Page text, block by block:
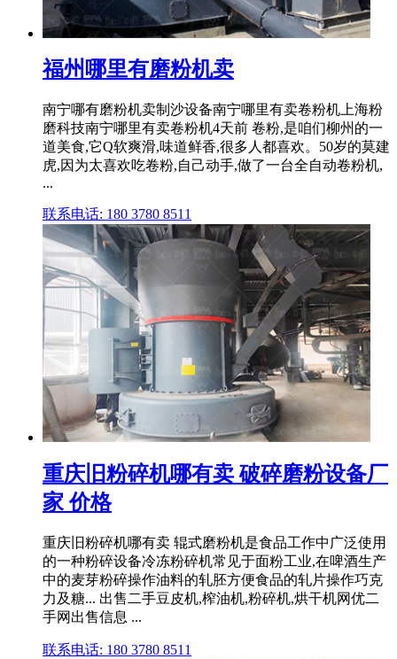
福州哪里有磨粉机卖
南宁哪有磨粉机卖制沙设备南宁哪里有卖卷粉机上海粉
磨科技南宁哪里有卖卷粉机4天前 卷粉,是咱们柳州的一
道美食,它Q软爽滑,味道鲜香,很多人都喜欢。50岁的莫建
虎,因为太喜欢吃卷粉,自己动手,做了一台全自动卷粉机,
...
联系电话: 180 3780 8511
重庆旧粉碎机哪有卖 破碎磨粉设备厂
家 价格
重庆旧粉碎机哪有卖 辊式磨粉机是食品工作中广泛使用
的一种粉碎设备冷冻粉碎机常见于面粉工业,在啤酒生产
中的麦芽粉碎操作油料的轧胚方便食品的轧片操作巧克
力及糖... 出售二手豆皮机,榨油机,粉碎机,烘干机网优二
手网出售信息 ...
联系电话: 180 3780 8511